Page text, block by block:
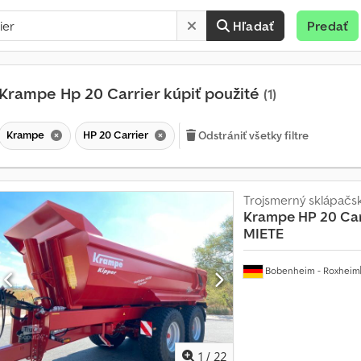
Hľadať Predať
Krampe Hp 20 Carrier kúpiť použité (1)
Krampe HP 20 Carrier Odstrániť všetky filtre
1 / 22
Bobenheim - Roxheim
Trojsmerný
Krampe HP 20
MIETEM
e
a